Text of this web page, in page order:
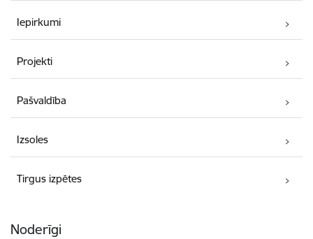
Iepirkumi
Projekti
Pašvaldība
Izsoles
Tirgus izpētes
Noderīgi